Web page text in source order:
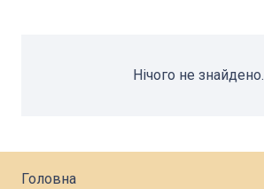
Нічого не знайдено.
Головна